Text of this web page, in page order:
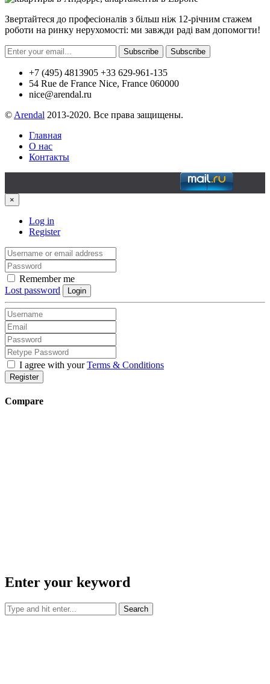
Звертайтеся до професіоналів з більш ніж 12-річним стажем
роботи на ринку нерухомості: ми завжди раді вам допомогти!
Subscribe Subscribe
+7 (495) 4813905 +33 629-961-135
54 Rue de France Nice, France 060000
nice@arendal.ru
© Arendal 2013-2020. Все права защищены.
Главная
О нас
Контакты
×
Log in
Register
Remember me
Lost password
Login
I agree with yourTerms & Conditions
Register
Compare
Enter your keyword
Search